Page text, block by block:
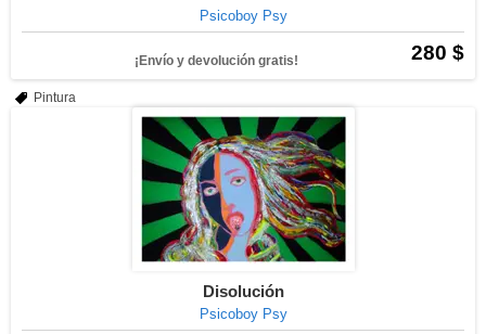
Psicoboy Psy
280 $
¡Envío y devolución gratis!
Pintura
Disolución
Psicoboy Psy